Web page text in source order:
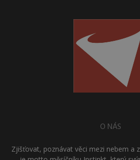
O NÁS
Zjišťovat, poznávat věci mezi nebem a